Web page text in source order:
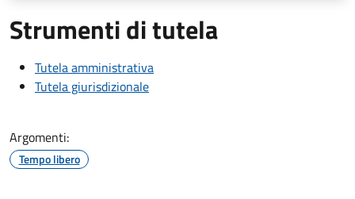
Strumenti di tutela
Tutela amministrativa
Tutela giurisdizionale
Argomenti:
Tempo libero